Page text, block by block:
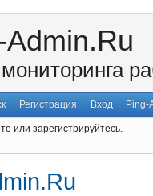
Регистрация Вход Ping-
или зарегистрируйтесь.